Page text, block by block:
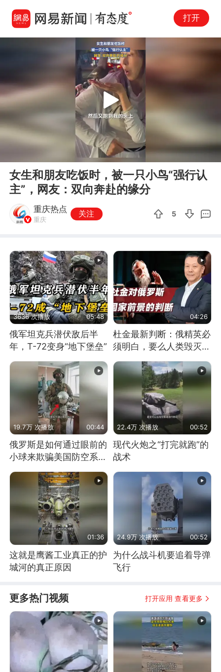
打开
00:36
Play
女生和朋友吃饭时，被一只小鸟“强行认
主”，网友：双向奔赴的缘分
重庆热点
重庆
关注 5
3636 次播放 05:48
俄军坦克兵潜伏敌后半
年，T-72变身“地下堡垒”
04:26
杜金最新判断：俄精英必
须明白，要么人类毁灭，
要么俄毁灭
19.7万 次播放 00:44
俄罗斯是如何通过眼前的
小球来欺骗美国防空系统
22.4万 次播放 00:52
现代火炮之“打完就跑”的
战术
01:36
这就是鹰酱工业真正的护
城河的真正原因
24.9万 次播放 00:52
为什么战斗机要追着导弹
飞行
更多热门视频 打开应用 查看更多